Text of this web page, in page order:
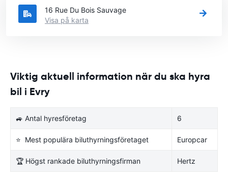
16 Rue Du Bois Sauvage
Visa på karta
Viktig aktuell information när du ska hyra
bil i Evry
🚙 Antal hyresföretag 6
⭐ Mest populära biluthyrningsföretaget Europcar
🏆 Högst rankade biluthyrningsfirman Hertz